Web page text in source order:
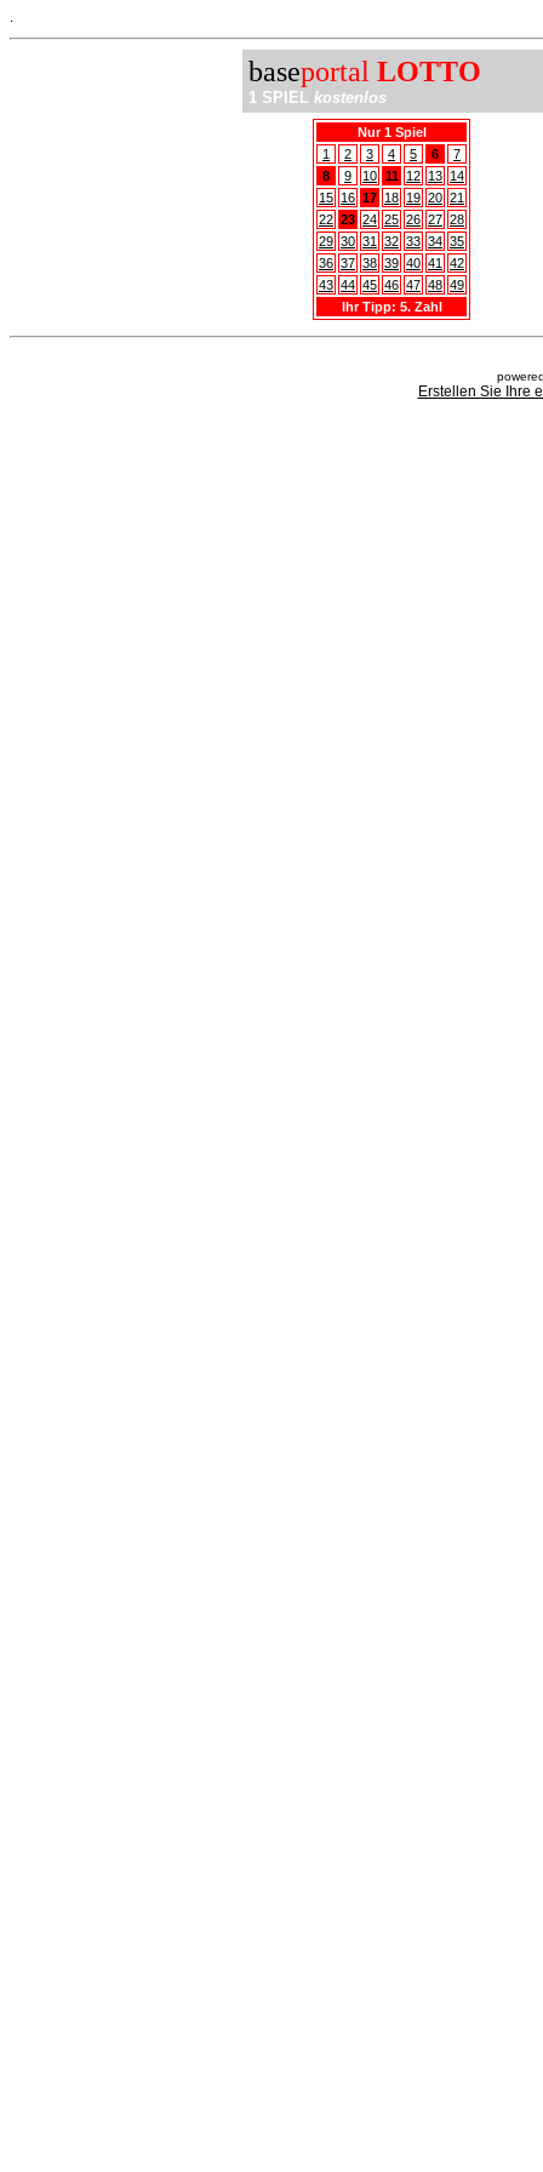
baseportal LOTTO
1 SPIEL kostenlos
Nur 1 Spiel
1
2 3 4 5 6
7
8
9 10 11 12 13 14
15 16 17 18 19 20 21
22 23 24 25 26 27 28
29 30 31 32 33 34 35
36 37 38 39 40 41
42
43 44 45 46 47 48 49
Ihr Tipp: 5. Zahl
Erstellen Sie Ihre